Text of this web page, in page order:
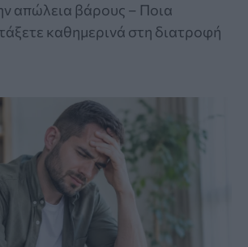
απώλεια βάρους – Ποια
καθημερινά στη διατροφή